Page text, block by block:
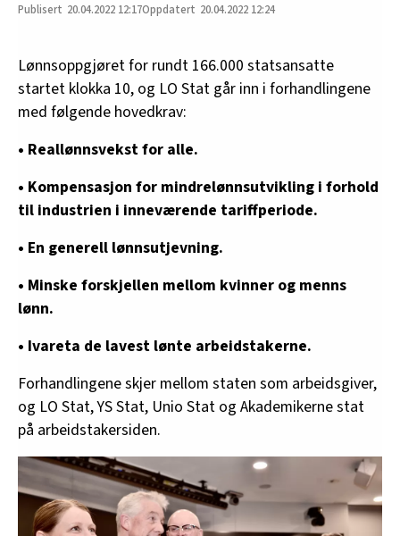
20.04.2022 12:17 20.04.2022 12:24
Lønnsoppgjøret for rundt 166.000 statsansatte
startet klokka 10, og LO Stat går inn i forhandlingene
med følgende hovedkrav:
• Reallønnsvekst for alle.
• Kompensasjon for mindrelønnsutvikling i forhold
til industrien i inneværende tariffperiode.
• En generell lønnsutjevning.
• Minske forskjellen mellom kvinner og menns
lønn.
• Ivareta de lavest lønte arbeidstakerne.
Forhandlingene skjer mellom staten som arbeidsgiver,
og LO Stat, YS Stat, Unio Stat og Akademikerne stat
på arbeidstakersiden.